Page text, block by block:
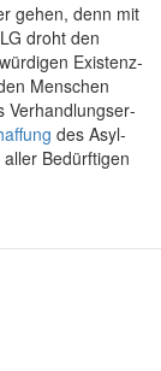
gehen, denn mit
droht den
Exis­tenz­
Men­schen
Ver­hand­lungs­er­
des Asyl­
Bedürf­ti­gen